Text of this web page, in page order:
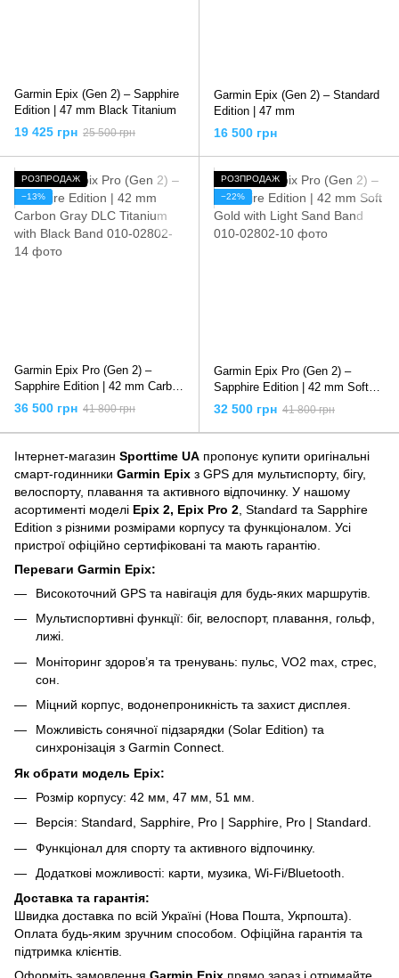
Garmin Epix (Gen 2) – Sapphire
Edition | 47 mm Black Titanium
19 425 грн 25 500 грн
Garmin Epix (Gen 2) – Standard
Edition | 47 mm
16 500 грн
РОЗПРОДАЖ
−13%
Garmin Epix Pro (Gen 2) –
Sapphire Edition | 42 mm Carbon
Gray DLC Titanium with Black
36 500 грн 41 800 грн
РОЗПРОДАЖ
−22%
Garmin Epix Pro (Gen 2) –
Sapphire Edition | 42 mm Soft
Gold with Light Sand Band
32 500 грн 41 800 грн
Інтернет-магазин Sporttime UA пропонує купити оригінальні
смарт-годинники Garmin Epix з GPS для мультиспорту, бігу,
велоспорту, плавання та активного відпочинку. У нашому
асортименті моделі Epix 2, Epix Pro 2 , Standard та Sapphire
Edition з різними розмірами корпусу та функціоналом. Усі
пристрої офіційно сертифіковані та мають гарантію.
Переваги Garmin Epix:
Високоточний GPS та навігація для будь-яких маршрутів.
Мультиспортивні функції: біг, велоспорт, плавання, гольф,
лижі.
Моніторинг здоров’я та тренувань: пульс, VO2 max, стрес,
сон.
Міцний корпус, водонепроникність та захист дисплея.
Можливість сонячної підзарядки (Solar Edition) та
синхронізація з Garmin Connect.
Як обрати модель Epix:
Розмір корпусу: 42 мм, 47 мм, 51 мм.
Версія: Standard, Sapphire, Pro | Sapphire, Pro | Standard.
Функціонал для спорту та активного відпочинку.
Додаткові можливості: карти, музика, Wi-Fi/Bluetooth.
Доставка та гарантія:
Швидка доставка по всій Україні (Нова Пошта, Укрпошта).
Оплата будь-яким зручним способом. Офіційна гарантія та
підтримка клієнтів.